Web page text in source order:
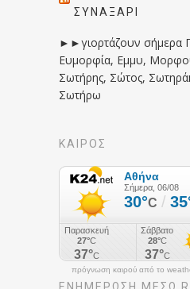
ΣΥΝΑΞΆΡΙ
►►γιορτάζουν σήμερα
Ευμορφία, Εμμυ,
Σωτήρης, Σώτος,
Σωτήρω
ΚΑΙΡΟΣ
πρόγνωση καιρού από το